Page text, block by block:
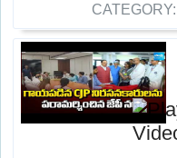
CATEGORY: